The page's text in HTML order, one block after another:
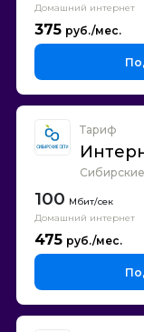
Домашний интернет
375
Тариф
100
Домашний интернет
475